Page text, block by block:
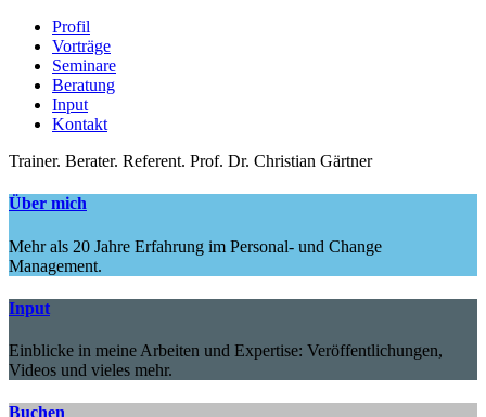
Profil
Vorträge
Seminare
Beratung
Input
Kontakt
Trainer. Berater. Referent. Prof. Dr. Christian Gärtner
Über mich
Mehr als 20 Jahre Erfahrung im Personal- und Change
Management.
Input
Einblicke in meine Arbeiten und Expertise: Veröffentlichungen,
Videos und vieles mehr.
Buchen